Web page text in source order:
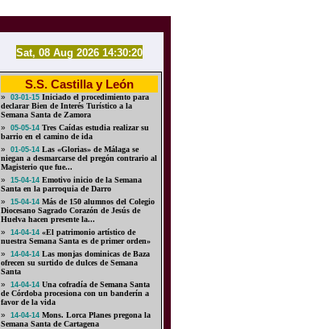
Sat, 08 Aug 2026 14:30:20
S.S. Castilla y León
» 03-01-15Iniciado el procedimiento para
declarar Bien de Interés Turístico a la
Semana Santa de Zamora
»
05-05-14Tres Caídas estudia realizar su
barrio en el camino de ida
»
01-05-14Las «Glorias» de Málaga se
niegan a desmarcarse del pregón contrario al
Magisterio que fue...
»
15-04-14Emotivo inicio de la Semana
Santa en la parroquia de Darro
»
15-04-14Más de 150 alumnos del Colegio
Diocesano Sagrado Corazón de Jesús de
Huelva hacen presente la...
»
14-04-14«El patrimonio artístico de
nuestra Semana Santa es de primer orden»
»
14-04-14Las monjas dominicas de Baza
ofrecen su surtido de dulces de Semana
Santa
»
14-04-14Una cofradía de Semana Santa
de Córdoba procesiona con un banderín a
favor de la vida
»
14-04-14Mons. Lorca Planes pregona la
Semana Santa de Cartagena